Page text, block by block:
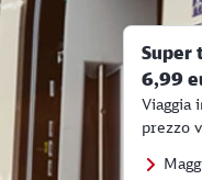
Super
6,99
Viaggia
prezzo